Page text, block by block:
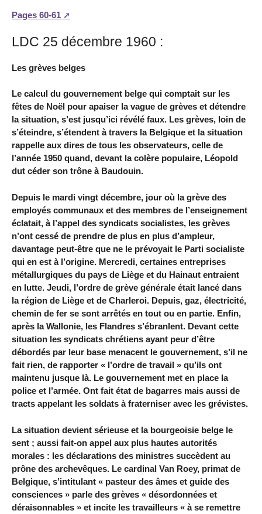
Pages 60-61
LDC 25 décembre 1960 :
Les grèves belges
Le calcul du gouvernement belge qui comptait sur les
fêtes de Noël pour apaiser la vague de grèves et détendre
la situation, s’est jusqu’ici révélé faux. Les grèves, loin de
s’éteindre, s’étendent à travers la Belgique et la situation
rappelle aux dires de tous les observateurs, celle de
l’année 1950 quand, devant la colère populaire, Léopold
dut céder son trône à Baudouin.
Depuis le mardi vingt décembre, jour où la grève des
employés communaux et des membres de l’enseignement
éclatait, à l’appel des syndicats socialistes, les grèves
n’ont cessé de prendre de plus en plus d’ampleur,
davantage peut-être que ne le prévoyait le Parti socialiste
qui en est à l’origine. Mercredi, certaines entreprises
métallurgiques du pays de Liège et du Hainaut entraient
en lutte. Jeudi, l’ordre de grève générale était lancé dans
la région de Liège et de Charleroi. Depuis, gaz, électricité,
chemin de fer se sont arrêtés en tout ou en partie. Enfin,
après la Wallonie, les Flandres s’ébranlent. Devant cette
situation les syndicats chrétiens ayant peur d’être
débordés par leur base menacent le gouvernement, s’il ne
fait rien, de rapporter « l’ordre de travail » qu’ils ont
maintenu jusque là. Le gouvernement met en place la
police et l’armée. Ont fait état de bagarres mais aussi de
tracts appelant les soldats à fraterniser avec les grévistes.
La situation devient sérieuse et la bourgeoisie belge le
sent ; aussi fait-on appel aux plus hautes autorités
morales : les déclarations des ministres succèdent au
prône des archevêques. Le cardinal Van Roey, primat de
Belgique, s’intitulant « pasteur des âmes et guide des
consciences » parle des grèves « désordonnées et
déraisonnables » et incite les travailleurs « à se remettre